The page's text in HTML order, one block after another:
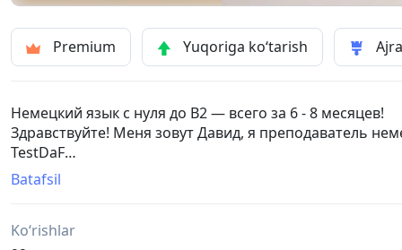
Premium Yuqoriga ko‘tarish
Немецкий язык с нуля до B2 — всего за 6 - 8 месяцев!
Здравствуйте! Меня зовут Давид, я преподаватель
TestDaF
Более 2 лет провожу занятия онлайн. Готовлю к
• Мини-группа 3–4 человека
Batafsil
Ko‘rishlar